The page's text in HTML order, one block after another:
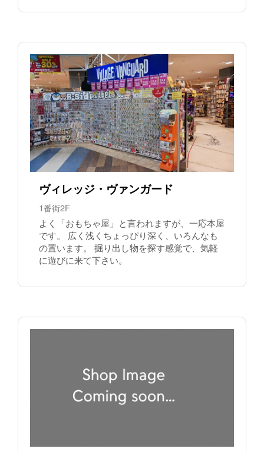
ヴィレッジ・ヴァンガード
1番街2F
よく「おもちゃ屋」と言われますが、一応本屋
です。 広く浅くちょっぴり深く、いろんなも
の置います。 掘り出し物を探す感覚で、気軽
に遊びに来て下さい。